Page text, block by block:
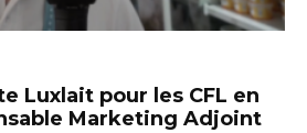
Luxlait pour les CFL en
Marketing Adjoint